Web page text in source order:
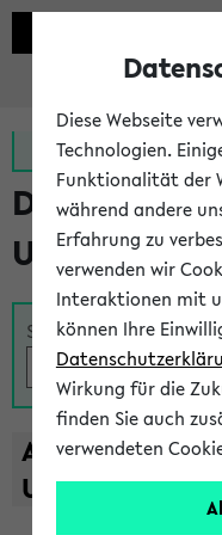
Zur MeineUni App
Das
Universität
Suche
A B C D E F G H
U
V W
Diese Webseite
Technologien.
Funktionalität der
während andere
Erfahrung zu
verwenden wir
Interaktionen mit
können Ihre
Wirkung für die
finden Sie auch
verwendeten